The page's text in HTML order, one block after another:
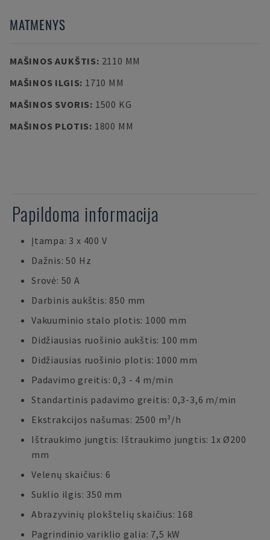
MATMENYS
MAŠINOS AUKŠTIS: 2110 MM
MAŠINOS ILGIS: 1710 MM
MAŠINOS SVORIS: 1500 KG
MAŠINOS PLOTIS: 1800 MM
Papildoma informacija
Įtampa: 3 x 400 V
Dažnis: 50 Hz
Srovė: 50 A
Darbinis aukštis: 850 mm
Vakuuminio stalo plotis: 1000 mm
Didžiausias ruošinio aukštis: 100 mm
Didžiausias ruošinio plotis: 1000 mm
Padavimo greitis: 0,3 - 4 m/min
Standartinis padavimo greitis: 0,3-3,6 m/min
Ekstrakcijos našumas: 2500 m³/h
Ištraukimo jungtis: Ištraukimo jungtis: 1x Ø200
mm
Velenų skaičius: 6
Suklio ilgis: 350 mm
Abrazyvinių plokštelių skaičius: 168
Pagrindinio variklio galia: 7,5 kW